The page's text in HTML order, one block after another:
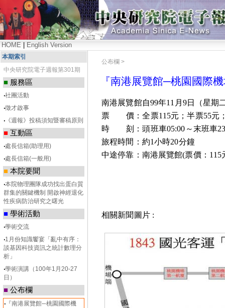
HOME English Version
本期索引
中央研究院電子週報第301期
■ 服務區
‧社團活動
‧徵才啟事
‧ 《週報》投稿須知暨審稿原則
■ 互動區
‧處長信箱(助理用)
‧處長信箱(一般用)
■ 本院要聞
‧本院物理團隊成功找出蛋白質
群集的關鍵機制 開啟神經退化
性疾病防治研究之曙光
■ 學術活動
‧學術交流
‧1月份知識饗宴「亂中有序：
談基因科技資訊之統計數理分
析」
‧學術演講（100年1月20-27
日）
■ 公布欄
‧ 『南港展覽館─桃園國際機
公布欄 >
『南港展覽館─桃園國際
南港展覽館自99年11 月 9日
（星期
票
價：全票115元；半票55元
時
刻：頭班車05:00 ～末班車
旅程時間：約1小時20分鐘
中途停靠：南港展覽館(票價： 115
相關新聞圖片 :